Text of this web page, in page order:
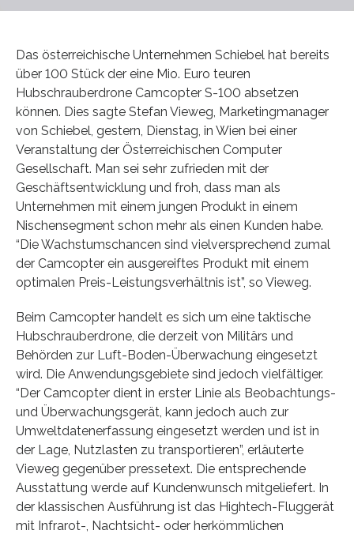
Das österreichische Unternehmen Schiebel hat bereits
über 100 Stück der eine Mio. Euro teuren
Hubschrauberdrone Camcopter S-100 absetzen
können. Dies sagte Stefan Vieweg, Marketingmanager
von Schiebel, gestern, Dienstag, in Wien bei einer
Veranstaltung der Österreichischen Computer
Gesellschaft. Man sei sehr zufrieden mit der
Geschäftsentwicklung und froh, dass man als
Unternehmen mit einem jungen Produkt in einem
Nischensegment schon mehr als einen Kunden habe.
“Die Wachstumschancen sind vielversprechend zumal
der Camcopter ein ausgereiftes Produkt mit einem
optimalen Preis-Leistungsverhältnis ist”, so Vieweg.
Beim Camcopter handelt es sich um eine taktische
Hubschrauberdrone, die derzeit von Militärs und
Behörden zur Luft-Boden-Überwachung eingesetzt
wird. Die Anwendungsgebiete sind jedoch vielfältiger.
“Der Camcopter dient in erster Linie als Beobachtungs-
und Überwachungsgerät, kann jedoch auch zur
Umweltdatenerfassung eingesetzt werden und ist in
der Lage, Nutzlasten zu transportieren”, erläuterte
Vieweg gegenüber pressetext. Die entsprechende
Ausstattung werde auf Kundenwunsch mitgeliefert. In
der klassischen Ausführung ist das Hightech-Fluggerät
mit Infrarot-, Nachtsicht- oder herkömmlichen